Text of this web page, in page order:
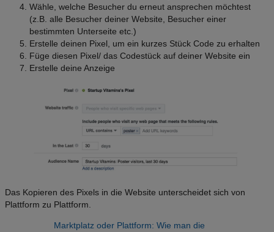
Wähle, welche Besucher du erneut ansprechen möchtest
(z.B. alle Besucher deiner Website, Besucher einer
bestimmten Unterseite etc.)
Erstelle deinen Pixel, um ein kurzes Stück Code zu erhalten
Füge diesen Pixel/ das Codestück auf deiner Website ein
Erstelle deine Anzeige
Das Kopieren des Pixels in die Website unterscheidet sich von
Plattform zu Plattform.
Marktplatz oder Plattform: Wie man die